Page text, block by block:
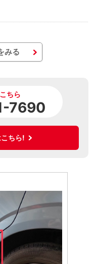
みる
ちら
7690
ちら!